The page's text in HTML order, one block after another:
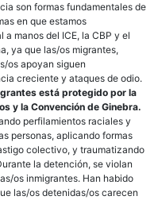
son formas fundamentales de
en que estamos
manos del ICE, la CBP y el
ya que las/os migrantes,
os apoyan siguen
creciente y ataques de odio.
está protegido por la
y la Convención de Ginebra.
perfilamientos raciales y
personas, aplicando formas
colectivo, y traumatizando
la detención, se violan
os inmigrantes. Han habido
las/os detenidas/os carecen